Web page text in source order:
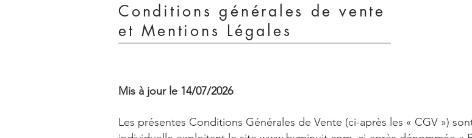
Conditions générales de vente
et Mentions Légales
Mis à jour le 14/07/2026
Les présentes Conditions Générales de Vente (ci-après les « CGV »)